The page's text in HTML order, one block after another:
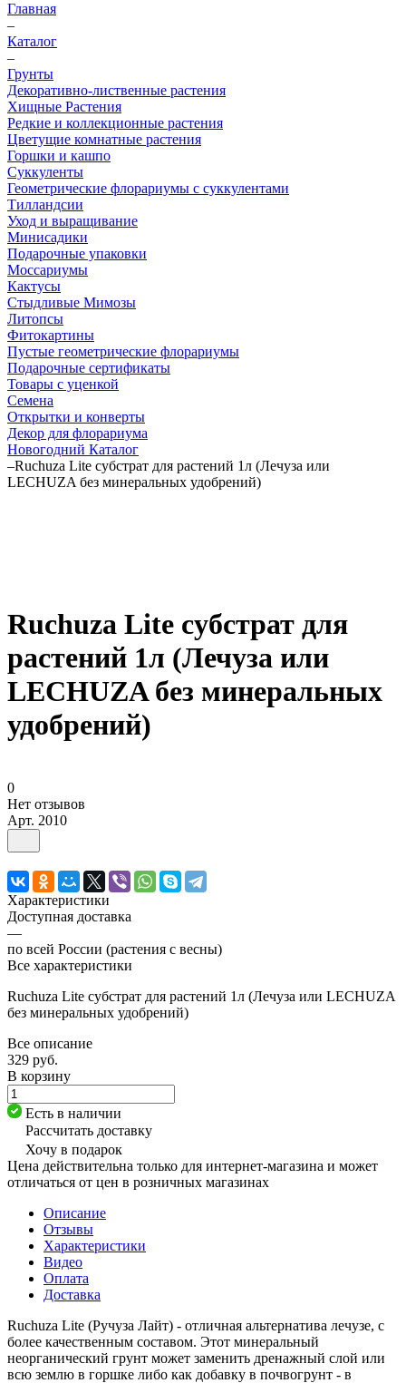
Главная
–
Каталог
–
Грунты
Декоративно-лиственные растения
Хищные Растения
Редкие и коллекционные растения
Цветущие комнатные растения
Горшки и кашпо
Суккуленты
Геометрические флорариумы с суккулентами
Тилландсии
Уход и выращивание
Минисадики
Подарочные упаковки
Моссариумы
Кактусы
Стыдливые Мимозы
Литопсы
Фитокартины
Пустые геометрические флорариумы
Подарочные сертификаты
Товары с уценкой
Семена
Открытки и конверты
Декор для флорариума
Новогодний Каталог
–Ruchuza Lite субстрат для растений 1л (Лечуза или
LECHUZA без минеральных удобрений)
Ruchuza Lite субстрат для
растений 1л (Лечуза или
LECHUZA без минеральных
удобрений)
0
Нет отзывов
Арт. 2010
Характеристики
Доступная доставка
—
по всей России (растения с весны)
Все характеристики
Ruchuza Lite субстрат для растений 1л (Лечуза или LECHUZA
без минеральных удобрений)
Все описание
329 руб.
В корзину
Есть в наличии
Рассчитать доставку
Хочу в подарок
Цена действительна только для интернет-магазина и может
отличаться от цен в розничных магазинах
Описание
Отзывы
Характеристики
Видео
Оплата
Доставка
Ruchuza Lite (Ручуза Лайт) - отличная альтернатива лечузе, с
более качественным составом. Этот минеральный
неорганический грунт может заменить дренажный слой или
всю землю в горшке либо как добавку в почвогрунт - в